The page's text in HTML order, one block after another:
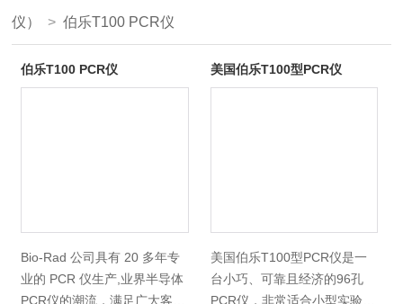
仪） >伯乐T100 PCR仪
伯乐T100 PCR仪
Bio-Rad 公司具有 20 多年专
业的 PCR 仪生产,业界半导体
PCR仪的潮流，满足广大客户
美国伯乐T100型PCR仪
美国伯乐T100型PCR仪是一
台小巧、可靠且经济的96孔
PCR仪，非常适合小型实验